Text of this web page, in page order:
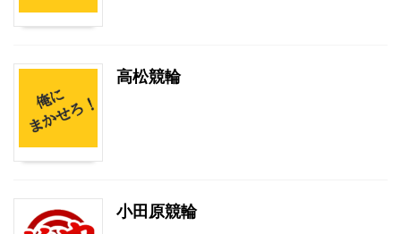
高松競輪
小田原競輪